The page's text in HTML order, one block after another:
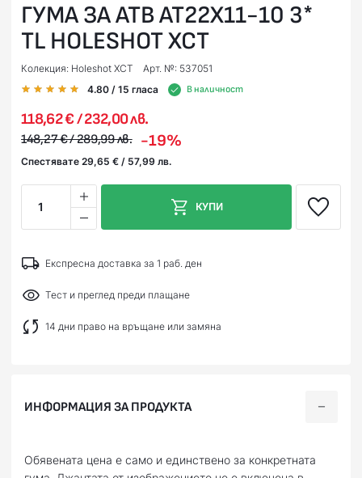
ГУМА ЗА АТВ AT22X11-10 3*
TL HOLESHOT XCT
Колекция: Holeshot XCT
Арт. №: 537051
4.80 / 15 гласа В наличност
118,62 € / 232,00 лв.
148,27 € / 289,99 лв. -19%
Спестявате 29,65 € / 57,99 лв.
1 КУПИ
Експресна доставка за 1 раб. ден
Тест и преглед преди плащане
14 дни право на връщане или замяна
ИНФОРМАЦИЯ ЗА ПРОДУКТА
Обявената цена е само и единствено за конкретната